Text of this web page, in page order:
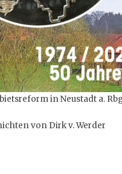
in Neustadt a.
von Dirk v. Werder